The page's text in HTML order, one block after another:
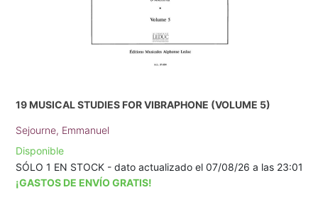
19 MUSICAL STUDIES FOR VIBRAPHONE (VOLUME 5)
Sejourne, Emmanuel
Disponible
SÓLO 1 EN STOCK - dato actualizado el 07/08/26 a las 23:01
¡GASTOS DE ENVÍO GRATIS!